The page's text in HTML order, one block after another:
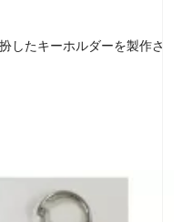
したキーホルダーを製作さ